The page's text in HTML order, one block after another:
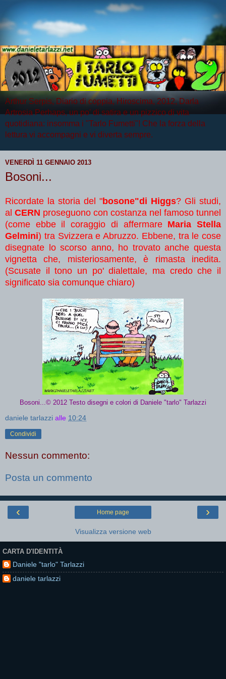
Arthur Serpis, Diario di coppia, Hiroscima, 2012, Darla
Artrosia Perhaps, un po' di satira e un pizzico di vita
quotidiana: insomma i "Tarlo Fumetti"! Che la forza della
lettura vi accompagni e vi diverta sempre.
VENERDÌ 11 GENNAIO 2013
Bosoni...
Ricordate la storia del "bosone"di Higgs? Gli studi,
al CERN proseguono con costanza nel famoso tunnel
(come ebbe il coraggio di affermare Maria Stella
Gelmini) tra Svizzera e Abruzzo. Ebbene, tra le cose
disegnate lo scorso anno, ho trovato anche questa
vignetta che, misteriosamente, è rimasta inedita.
(Scusate il tono un po' dialettale, ma credo che il
significato sia comunque chiaro)
Bosoni...© 2012 Testo disegni e colori di Daniele "tarlo" Tarlazzi
daniele tarlazzi alle 10:24
Condividi
Nessun commento:
Posta un commento
‹ ›
Home page
Visualizza versione web
CARTA D'IDENTITÀ
Daniele "tarlo" Tarlazzi
daniele tarlazzi